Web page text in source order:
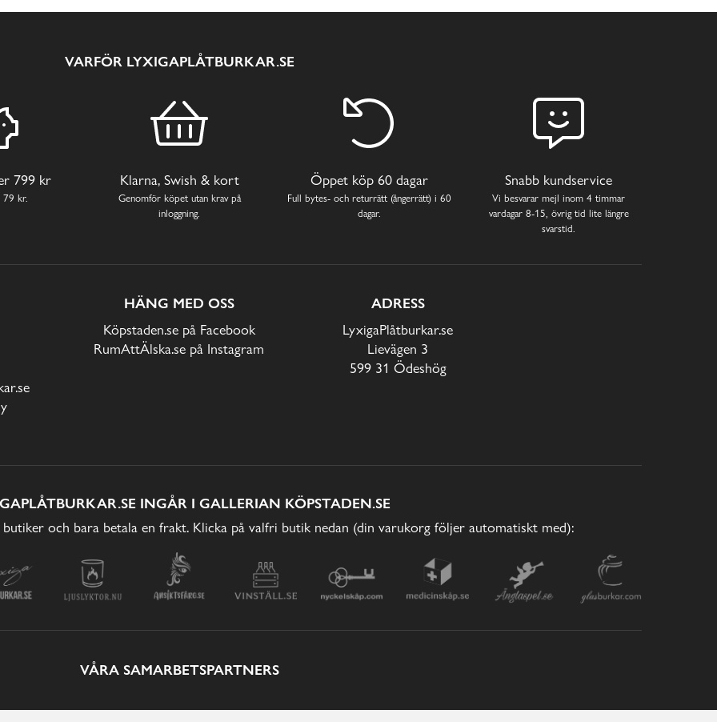
VARFÖR LYXIGAPLÅTBURKAR.SE
799 kr
79 kr.
Klarna, Swish & kort
Genomför köpet utan krav på
inloggning.
Öppet köp 60 dagar
Full bytes- och returrätt (ångerrätt) i 60
dagar.
Snabb kundservice
Vi besvarar mejl inom 4 timmar
vardagar 8-15, övrig tid lite längre
svarstid.
HÄNG MED OSS
Köpstaden.se på Facebook
RumAttÄlska.se på Instagram
ADRESS
LyxigaPlåtburkar.se
Lievägen 3
599 31 Ödeshög
INGÅR I GALLERIAN KÖPSTADEN.SE
och bara betala en frakt. Klicka på valfri butik nedan (din varukorg följer automatiskt med):
VÅRA SAMARBETSPARTNERS